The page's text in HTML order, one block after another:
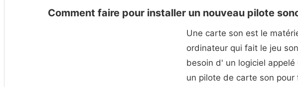
Comment faire pour installer un nouveau pilote
Une carte son est le
ordinateur qui fait le jeu
besoin d' un logiciel appelé
un pilote de carte son pour